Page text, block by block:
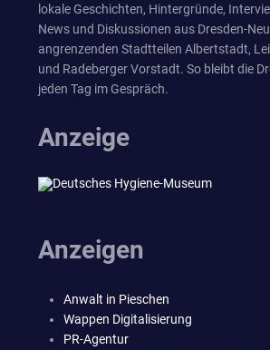
lokale Geschichten, Hintergründe,
News und Diskussionen aus Dresden-
angrenzenden Stadtteilen Albertstadt,
und Radeberger Vorstadt. So bleibt die
jeden Tag im Gespräch.
Anzeige
Anzeigen
Anwalt in Pieschen
Wappen Digitalisierung
PR-Agentur